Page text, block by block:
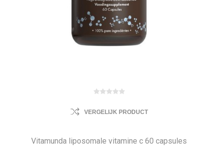
VERGELIJK PRODUCT
Vitamunda liposomale vitamine c 60 capsules